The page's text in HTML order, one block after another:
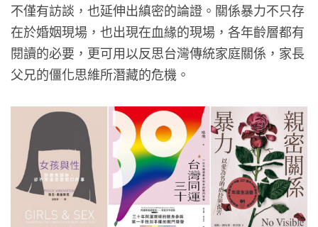
不僅有訪談，也延伸出縝密的論證。關係暴力不只存
在於婚姻現場，也出現在血緣的現場，各年齡層都有
閱讀的必要，更可用以反思台灣傳統家庭關係，家長
父兄的僵化思維所潛藏的危機。